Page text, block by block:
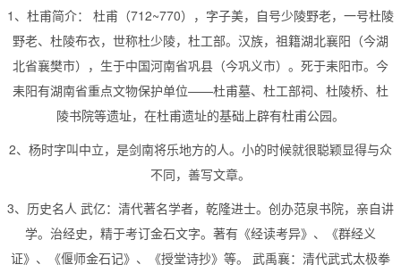
1、杜甫简介： 杜甫（712~770），字子美，自号少陵野老，一号杜陵
野老、杜陵布衣，世称杜少陵，杜工部。汉族，祖籍湖北襄阳（今湖
北省襄樊市），生于中国河南省巩县（今巩义市）。死于耒阳市。今
耒阳有湖南省重点文物保护单位——杜甫墓、杜工部祠、杜陵桥、杜
陵书院等遗址，在杜甫遗址的基础上辟有杜甫公园。
2、杨时字叫中立，是剑南将乐地方的人。小的时候就很聪颖显得与众
不同，善写文章。
3、历史名人 武亿：清代著名学者，乾隆进士。创办范泉书院，亲自讲
学。治经史，精于考订金石文字。著有《经读考异》、《群经义
证》、《偃师金石记》、《授堂诗抄》等。 武禹襄：清代武式太极拳